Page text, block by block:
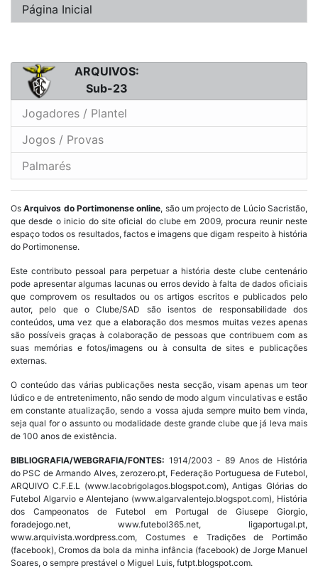
Página Inicial
ARQUIVOS:
Sub-23
Jogadores / Plantel
Jogos / Provas
Palmarés
OsArquivos do Portimonense online, são um projecto de Lúcio Sacristão,
que desde o inicio do site oficial do clube em 2009, procura reunir neste
espaço todos os resultados, factos e imagens que digam respeito à história
do Portimonense.
Este contributo pessoal para perpetuar a história deste clube centenário
pode apresentar algumas lacunas ou erros devido à falta de dados oficiais
que comprovem os resultados ou os artigos escritos e publicados pelo
autor, pelo que o Clube/SAD são isentos de responsabilidade dos
conteúdos, uma vez que a elaboração dos mesmos muitas vezes apenas
são possíveis graças à colaboração de pessoas que contribuem com as
suas memórias e fotos/imagens ou à consulta de sites e publicações
externas.
O conteúdo das várias publicações nesta secção, visam apenas um teor
lúdico e de entretenimento, não sendo de modo algum vinculativas e estão
em constante atualização, sendo a vossa ajuda sempre muito bem vinda,
seja qual for o assunto ou modalidade deste grande clube que já leva mais
de 100 anos de existência.
BIBLIOGRAFIA/WEBGRAFIA/FONTES: 1914/2003 - 89 Anos de História
do PSC de Armando Alves, zerozero.pt, Federação Portuguesa de Futebol,
ARQUIVO C.F.E.L (www.lacobrigolagos.blogspot.com), Antigas Glórias do
Futebol Algarvio e Alentejano (www.algarvalentejo.blogspot.com), História
dos Campeonatos de Futebol em Portugal de Giusepe Giorgio,
foradejogo.net, www.futebol365.net, ligaportugal.pt,
www.arquivista.wordpress.com, Costumes e Tradições de Portimão
(facebook), Cromos da bola da minha infância (facebook) de Jorge Manuel
Soares, o sempre prestável o Miguel Luis, futpt.blogspot.com.